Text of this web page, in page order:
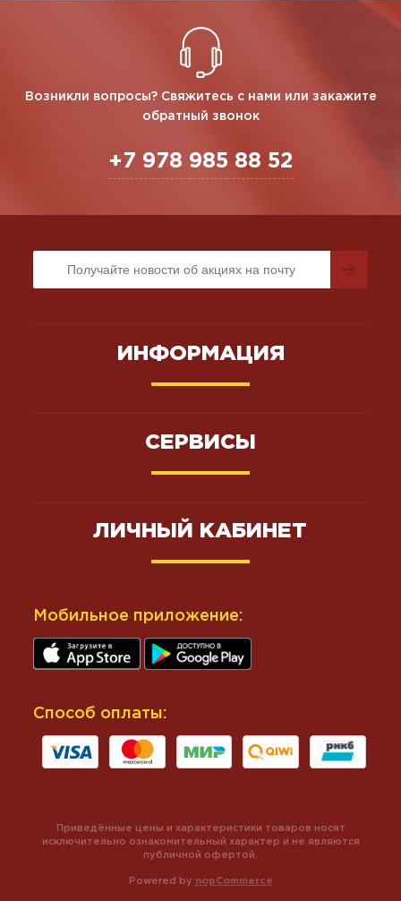
Возникли вопросы? Свяжитесь с нами или закажите
обратный звонок
+7 978 985 88 52
ИНФОРМАЦИЯ
СЕРВИСЫ
ЛИЧНЫЙ КАБИНЕТ
Мобильное приложение:
Способ оплаты:
Powered by nopCommerce
Приведённые цены и характеристики товаров носят
исключительно ознакомительный характер и не являются
публичной офертой.